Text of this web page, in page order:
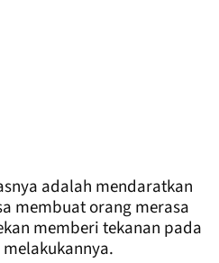
adalah mendaratkan
membuat orang merasa
memberi tekanan pada